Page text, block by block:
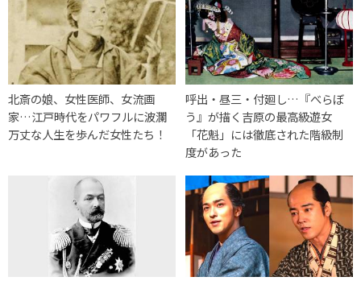
北斎の娘、女性医師、女流画
家…江戸時代をパワフルに波瀾
万丈な人生を歩んだ女性たち！
呼出・昼三・付廻し…『べらぼ
う』が描く吉原の最高級遊女
「花魁」には徹底された階級制
度があった